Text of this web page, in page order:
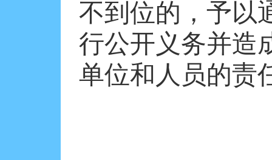
不到位的，予以
行公开义务并造
单位和人员的责